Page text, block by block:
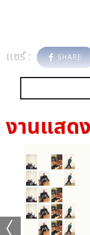
แชร์ : SHARE
งานแสดง